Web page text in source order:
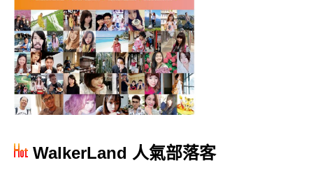
WalkerLand 人氣部落客